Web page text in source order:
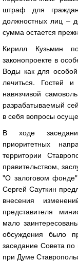
штраф для
должностных лиц –
сумма остается
Кирилл Кузьмин
законопроекте в
Воды как для
лечиться. Гостей
навязчивой
разрабатываемый
в себя вопросы
В ходе
приоритетных
территории
правительством,
"О залоговом
Сергей Сауткин
внесения
представителя
мало
обсуждения было
заседание Совета
при Думе